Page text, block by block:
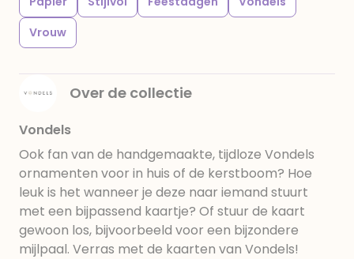
Vrouw
Over de collectie
Vondels
Ook fan van de handgemaakte, tijdloze Vondels
ornamenten voor in huis of de kerstboom? Hoe
leuk is het wanneer je deze naar iemand stuurt
met een bijpassend kaartje? Of stuur de kaart
gewoon los, bijvoorbeeld voor een bijzondere
mijlpaal. Verras met de kaarten van Vondels!